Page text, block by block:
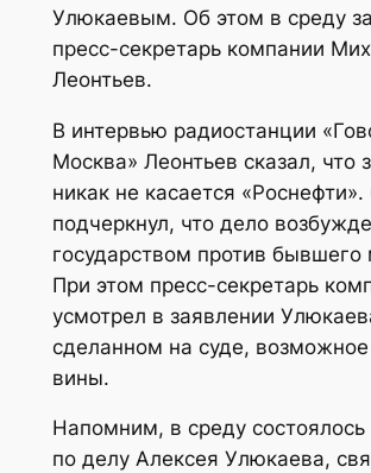
Улюкаевым. Об этом в среду
пресс-секретарь компании
Леонтьев.
В интервью радиостанции
Москва» Леонтьев сказал, что
никак не касается
подчеркнул, что дело
государством против бывшего
При этом пресс-секретарь
усмотрел в заявлении
сделанном на суде, возможное
вины.
Напомним, в среду состоялось
по делу Алексея Улюкаева,